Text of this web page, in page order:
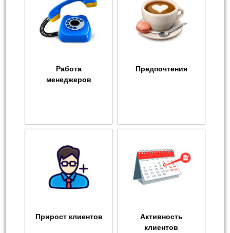
Работа
менеджеров
Предпочтения
Прирост клиентов
Активность
клиентов